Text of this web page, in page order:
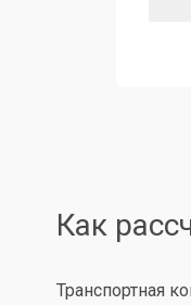
Как
Транспортная